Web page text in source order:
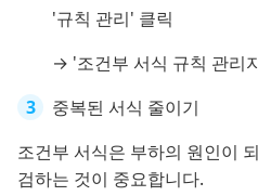
'규칙 관리' 클릭
→ '조건부 서식 규칙 관리
중복된 서식 줄이기
조건부 서식은 부하의 원인이
검하는 것이 중요합니다.